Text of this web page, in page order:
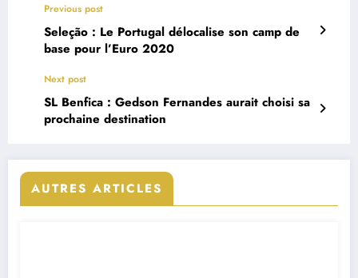
Previous post
Seleção : Le Portugal délocalise son camp de
base pour l’Euro 2020
Next post
SL Benfica : Gedson Fernandes aurait choisi sa
prochaine destination
AUTRES ARTICLES